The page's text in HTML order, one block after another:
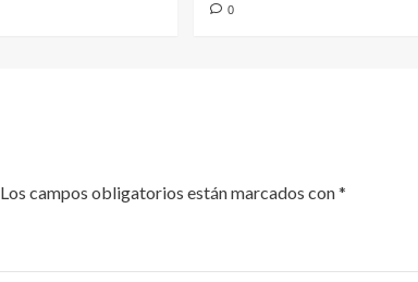
0
Los campos obligatorios están marcados con*